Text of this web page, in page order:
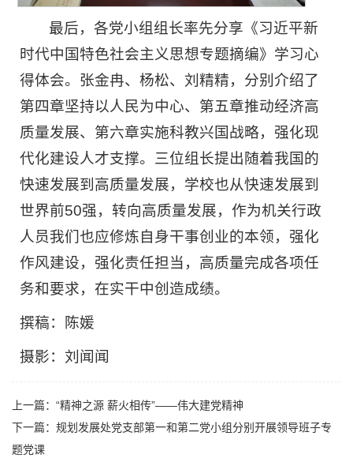
最后，各党小组组长率先分享《习近平新
时代中国特色社会主义思想专题摘编》学习心
得体会。张金冉、杨松、刘精精，分别介绍了
第四章坚持以人民为中心、第五章推动经济高
质量发展、第六章实施科教兴国战略，强化现
代化建设人才支撑。三位组长提出随着我国的
快速发展到高质量发展，学校也从快速发展到
世界前50强，转向高质量发展，作为机关行政
人员我们也应修炼自身干事创业的本领，强化
作风建设，强化责任担当，高质量完成各项任
务和要求，在实干中创造成绩。
撰稿：陈媛
摄影：刘闻闻
上一篇：“精神之源 薪火相传”——伟大建党精神
下一篇：规划发展处党支部第一和第二党小组分别开展领导班子专
题党课